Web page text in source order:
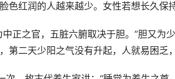
色红润的人越来越少。女性若想长久保
正之官，五脏六腑取决于胆。”胆又为
第二天少阳之气没有升起，人就易困乏